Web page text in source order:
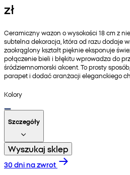
zł
Ceramiczny wazon o wysokości 18 cm z
subtelna dekoracja, która od razu dodaje
zaokrąglony kształt pięknie eksponuje
połączenie bieli i błękitu wprowadza do
śródziemnomorski akcent. To prosty
parapet i dodać aranżacji eleganckiego
Kolory
Szczegóły
Wyszukaj sklep
30 dni na zwrot